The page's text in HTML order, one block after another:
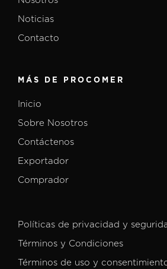
Noticias
Contacto
MÁS DE PROCOMER
Inicio
Sobre Nosotros
Contáctenos
Exportador
Comprador
Políticas de privacidad y
Términos y Condiciones
Términos de uso y